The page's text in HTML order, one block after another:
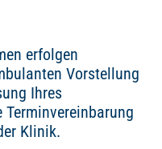
erfolgen
Vorstellung
Ihres
Terminvereinbarung
Klinik.